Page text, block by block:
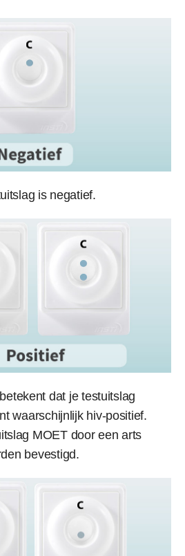
is negatief.
dat je testuitslag
waarschijnlijk hiv-positief.
MOET door een arts
bevestigd.